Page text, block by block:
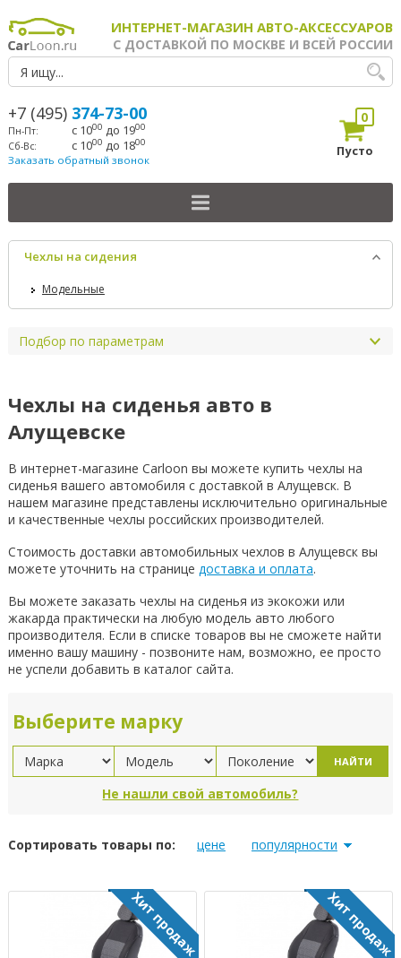
ИНТЕРНЕТ-МАГАЗИН АВТО-АКСЕССУАРОВ
С ДОСТАВКОЙ ПО МОСКВЕ И ВСЕЙ РОССИИ
+7 (495) 374-73-00
Пн-Пт: с 1000 до 1900
Сб-Вс: с 1000 до 1800
Заказать обратный звонок
0
Пусто
Чехлы на сидения
Модельные
Подбор по параметрам
Чехлы на сиденья авто в
Алущевске
В интернет-магазине Carloon вы можете купить чехлы на
сиденья вашего автомобиля с доставкой в Алущевск. В
нашем магазине представлены исключительно оригинальные
и качественные чехлы российских производителей.
Стоимость доставки автомобильных чехлов в Алущевск вы
можете уточнить на странице доставка и оплата.
Вы можете заказать чехлы на сиденья из экокожи или
жакарда практически на любую модель авто любого
производителя. Если в списке товаров вы не сможете найти
именно вашу машину - позвоните нам, возможно, ее просто
не успели добавить в каталог сайта.
Выберите марку
НАЙТИ
Не нашли свой автомобиль?
Сортировать товары по: цене популярности